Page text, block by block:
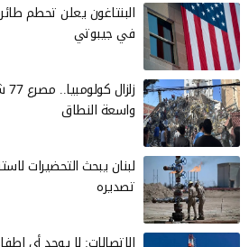
البنتاغون يعلن تحطم
في جيبوتي
واسعة النطاق
لبنان يبحث التحضيرات
تصديره